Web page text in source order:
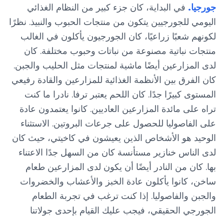
جورجيا. في البداية، كان جزء كبير من النظام الغذائي
اليومي للجورجيين يتكون من منتجات الحبوب والنبيذ. نظرًا
لكونهم شعبًا زراعيًا، كان الجورجيون يأكلون في الغالب
منتجات نباتية مصنوعة من نباتات وحبوب مختلفة. كان
لدى المزارعين أيضًا ماشية لمنتجات مثل الحليب والجبن.
كان الفرق بين الأنظمة الغذائية للمزارعين والقادة رفيعي
المستوى كبيرًا جدًا. كان اللحم يعتبر ترفا. نادرا ما كنت
تراه على مائدة المزارعين العاديين. كانوا يعتمدون عادة
على الفاصوليا للحصول على جرعات البروتين. الاستثناء
الوحيد هو الأشخاص الذين يعيشون في كاخيتي، حيث كان
لدى الناس خنازير مستأنسة كان من السهل جدًا الاعتناء
بها. كان من النادر أيضًا أن يكون لدى المزارعين طعام
ساخن، كانوا يأكلون عادة الخبز والأعشاب والخضروات
والجبن والفاصوليا. إذا كنت ترغب في تجربة الطعام
الجورجي الحقيقي، فيجب عليك القيام بإحدى جولاتنا